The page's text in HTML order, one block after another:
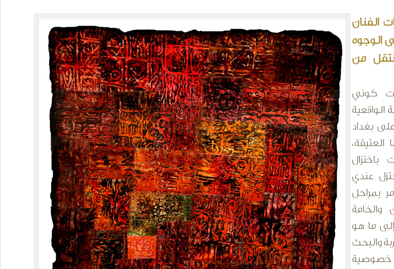
الفنان
الوجوه
من
كوني
بغداد
العتيقة،
باختزال
عندي
بمراحل
والخامة
ما هو
والبحث
خصوصية